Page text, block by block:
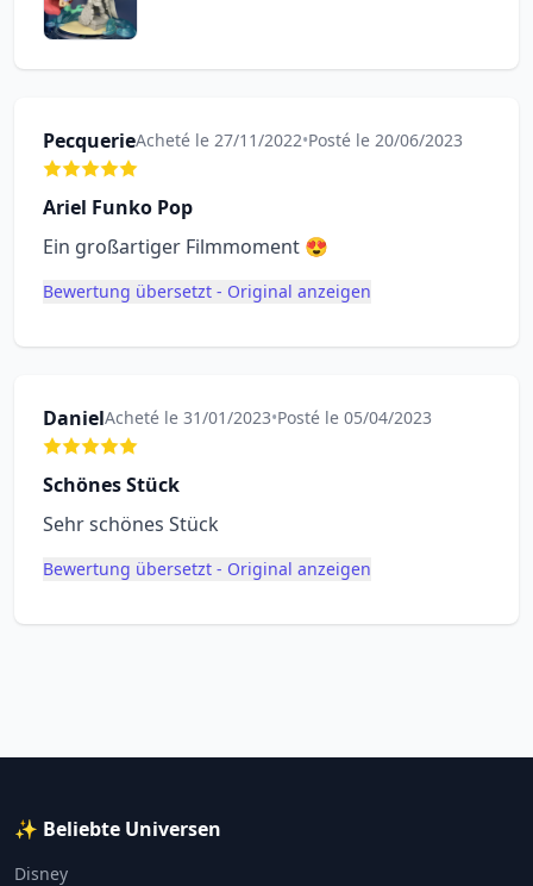
PecquerieAcheté le 27/11/2022•Posté le 20/06/2023
Ariel Funko Pop
Ein großartiger Filmmoment 😍
Bewertung übersetzt - Original anzeigen
DanielAcheté le 31/01/2023•Posté le 05/04/2023
Schönes Stück
Sehr schönes Stück
Bewertung übersetzt - Original anzeigen
✨ Beliebte Universen
Disney